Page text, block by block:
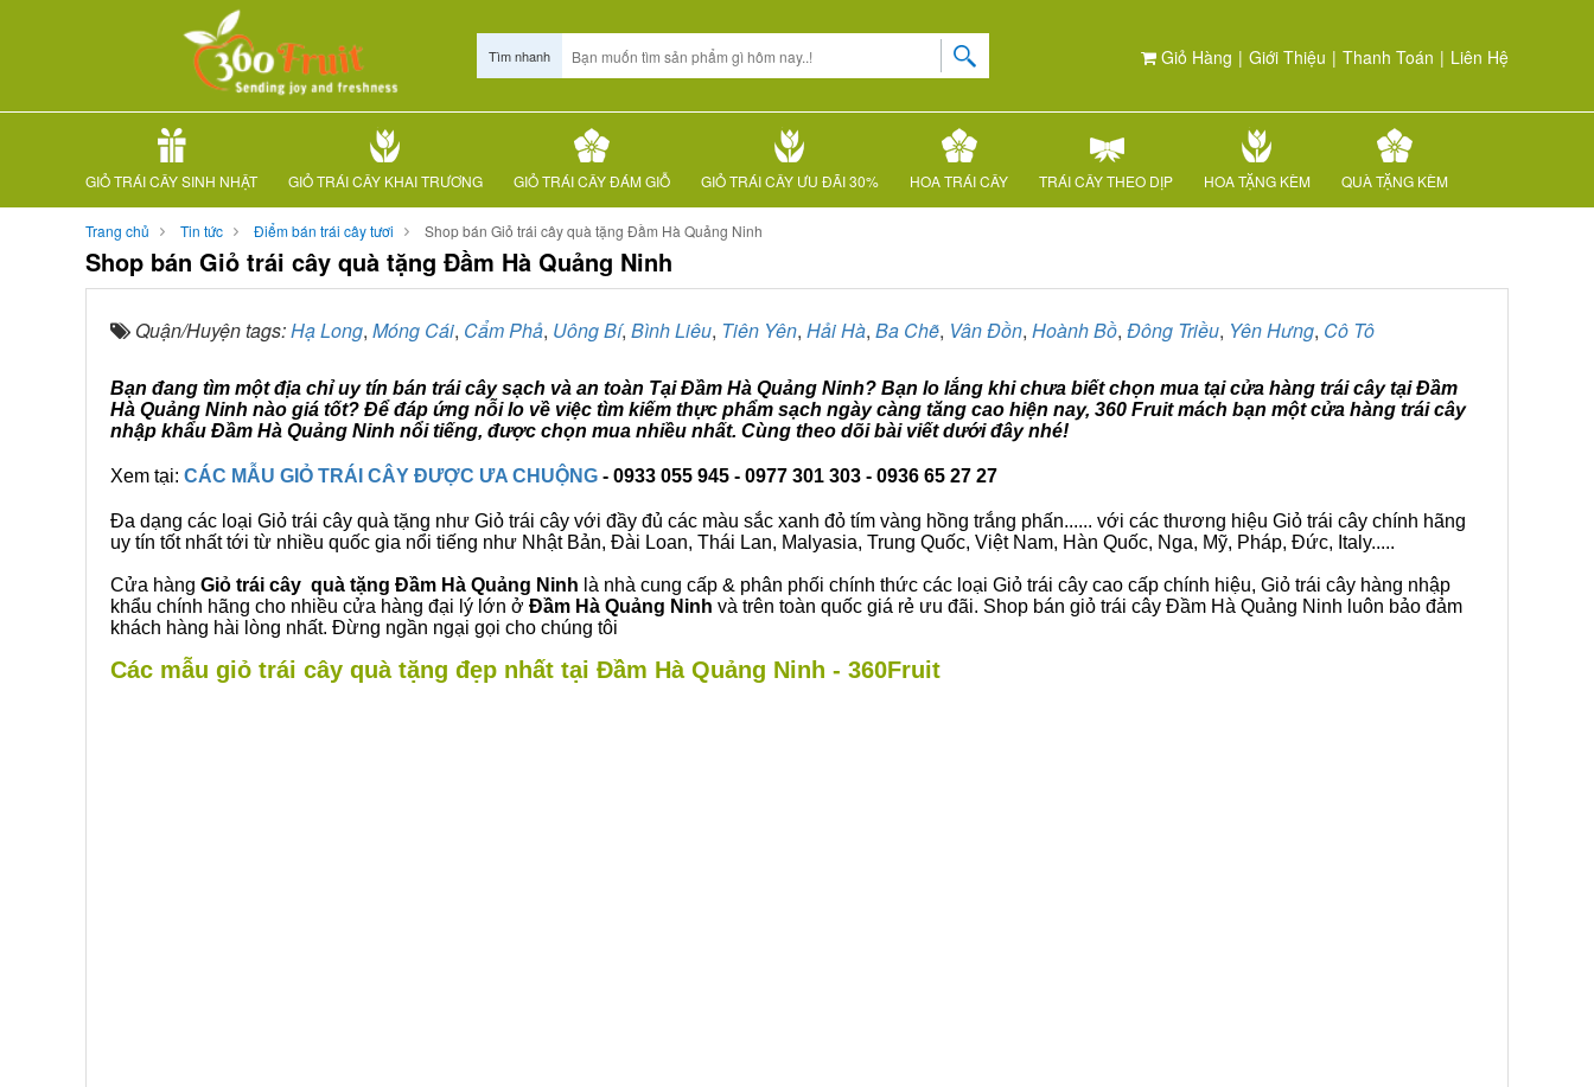
Giỏ Hàng | Giới Thiệu | Thanh Toán | Liên Hệ
Tìm nhanh
GIỎ TRÁI CÂY SINH NHẬT GIỎ TRÁI CÂY KHAI TRƯƠNG GIỎ TRÁI CÂY ĐÁM GIỖ GIỎ TRÁI CÂY ƯU ĐÃI 30% HOA TRÁI CÂY TRÁI CÂY THEO DỊP HOA TẶNG KÈM QUÀ TẶNG KÈM
Trang chủ Tin tức Điểm bán trái cây tươi Shop bán Giỏ trái cây quà tặng Đầm Hà Quảng Ninh
Shop bán Giỏ trái cây quà tặng Đầm Hà Quảng Ninh
Quận/Huyện tags:Hạ Long, Móng Cái, Cẩm Phả, Uông Bí, Bình Liêu, Tiên Yên, Hải Hà, Ba Chẽ, Vân Đồn, Hoành Bồ, Đông Triều, Yên Hưng, Cô Tô
Bạn đang tìm một địa chỉ uy tín bán trái cây sạch và an toàn Tại Đầm Hà Quảng Ninh? Bạn lo lắng khi chưa biết chọn mua tại cửa hàng trái cây tại Đầm
Hà Quảng Ninh nào giá tốt? Để đáp ứng nỗi lo về việc tìm kiếm thực phẩm sạch ngày càng tăng cao hiện nay, 360 Fruit mách bạn một cửa hàng trái cây
nhập khẩu Đầm Hà Quảng Ninh nổi tiếng, được chọn mua nhiều nhất. Cùng theo dõi bài viết dưới đây nhé!
Xem tại: CÁC MẪU GIỎ TRÁI CÂY ĐƯỢC ƯA CHUỘNG - 0933 055 945 - 0977 301 303 - 0936 65 27 27
Đa dạng các loại Giỏ trái cây quà tặng như Giỏ trái cây với đầy đủ các màu sắc xanh đỏ tím vàng hồng trắng phấn...... với các thương hiệu Giỏ trái cây chính hãng
uy tín tốt nhất tới từ nhiều quốc gia nổi tiếng như Nhật Bản, Đài Loan, Thái Lan, Malyasia, Trung Quốc, Việt Nam, Hàn Quốc, Nga, Mỹ, Pháp, Đức, Italy.....
Cửa hàng Giỏ trái cây quà tặng Đầm Hà Quảng Ninh là nhà cung cấp & phân phối chính thức các loại Giỏ trái cây cao cấp chính hiệu, Giỏ trái cây hàng nhập
khẩu chính hãng cho nhiều cửa hàng đại lý lớn ở Đầm Hà Quảng Ninh và trên toàn quốc giá rẻ ưu đãi. Shop bán giỏ trái cây Đầm Hà Quảng Ninh luôn bảo đảm
khách hàng hài lòng nhất. Đừng ngần ngại gọi cho chúng tôi
Các mẫu giỏ trái cây quà tặng đẹp nhất tại Đầm Hà Quảng Ninh - 360Fruit